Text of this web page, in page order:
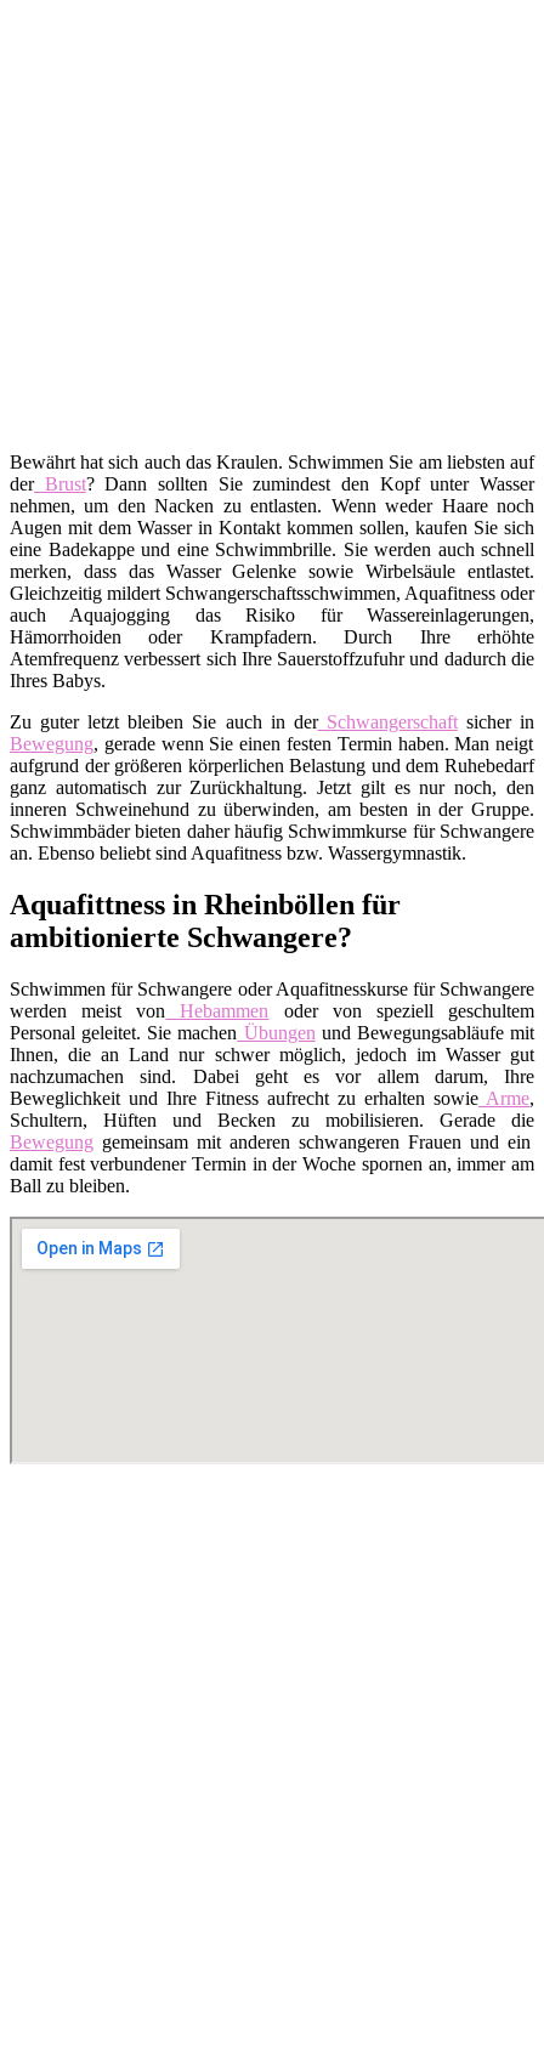
Bewährt hat sich auch das Kraulen. Schwimmen Sie am liebsten auf
derBrust? Dann sollten Sie zumindest den Kopf unter Wasser
nehmen, um den Nacken zu entlasten. Wenn weder Haare noch
Augen mit dem Wasser in Kontakt kommen sollen, kaufen Sie sich
eine Badekappe und eine Schwimmbrille. Sie werden auch schnell
merken, dass das Wasser Gelenke sowie Wirbelsäule entlastet.
Gleichzeitig mildert Schwangerschaftsschwimmen, Aquafitness oder
auch Aquajogging das Risiko für Wassereinlagerungen,
Hämorrhoiden oder Krampfadern. Durch Ihre erhöhte
Atemfrequenz verbessert sich Ihre Sauerstoffzufuhr und dadurch die
Ihres Babys.
Zu guter letzt bleiben Sie auch in derSchwangerschaftsicher in
Bewegung, gerade wenn Sie einen festen Termin haben. Man neigt
aufgrund der größeren körperlichen Belastung und dem Ruhebedarf
ganz automatisch zur Zurückhaltung. Jetzt gilt es nur noch, den
inneren Schweinehund zu überwinden, am besten in der Gruppe.
Schwimmbäder bieten daher häufig Schwimmkurse für Schwangere
an. Ebenso beliebt sind Aquafitness bzw. Wassergymnastik.
Aquafittness in Rheinböllen für
ambitionierte Schwangere?
Schwimmen für Schwangere oder Aquafitnesskurse für Schwangere
werden meist von Hebammen oder von speziell geschultem
Personal geleitet. Sie machen Übungen und Bewegungsabläufe mit
Ihnen, die an Land nur schwer möglich, jedoch im Wasser gut
nachzumachen sind. Dabei geht es vor allem darum, Ihre
Beweglichkeit und Ihre Fitness aufrecht zu erhalten sowie Arme,
Schultern, Hüften und Becken zu mobilisieren. Gerade die
Bewegung gemeinsam mit anderen schwangeren Frauen und ein
damit fest verbundener Termin in der Woche spornen an, immer am
Ball zu bleiben.